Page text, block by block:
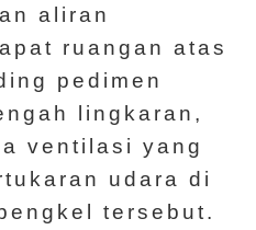
aliran
ruangan atas
pedimen
lingkaran,
ventilasi yang
udara di
tersebut.